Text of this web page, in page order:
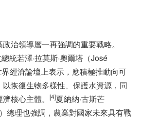
治領導層一再強調的重要戰略。
統若澤·拉莫斯·奧爾塔（José
經濟論壇上表示，應積極推動向可
恢復生物多樣性、保護水資源，同
核心主體。
[4]夏納納·古斯芒
總理也強調，農業對國家未來具有戰